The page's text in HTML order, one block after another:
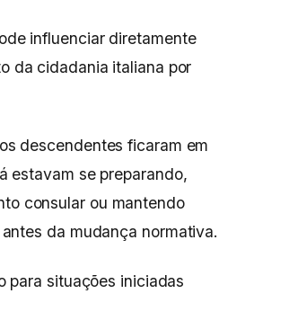
influenciar diretamente
da cidadania italiana por
descendentes ficaram em
estavam se preparando,
consular ou mantendo
da mudança normativa.
para situações iniciadas